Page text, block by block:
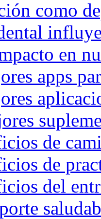
como
en
apps
de
de
del